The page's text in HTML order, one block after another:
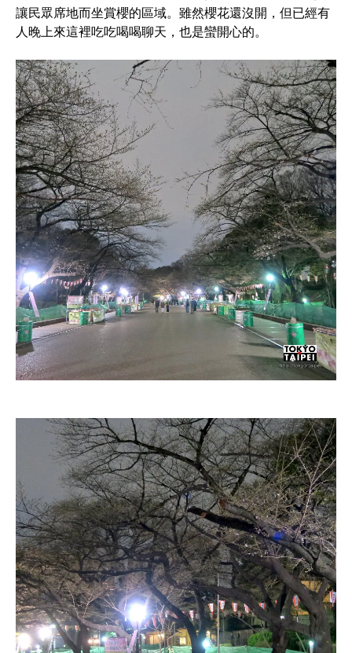
讓民眾席地而坐賞櫻的區域。雖然櫻花還沒開，但已經有
人晚上來這裡吃吃喝喝聊天，也是蠻開心的。